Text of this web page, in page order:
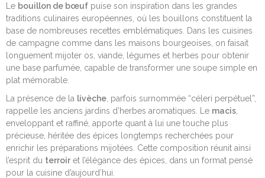
Le bouillon de bœuf puise son inspiration dans les grandes
traditions culinaires européennes, où les bouillons constituent la
base de nombreuses recettes emblématiques. Dans les cuisines
de campagne comme dans les maisons bourgeoises, on faisait
longuement mijoter os, viande, légumes et herbes pour obtenir
une base parfumée, capable de transformer une soupe simple en
plat mémorable.
La présence de la livèche , parfois surnommée “céleri perpétuel”,
rappelle les anciens jardins d’herbes aromatiques. Le macis
enveloppant et raffiné, apporte quant à lui une touche plus
précieuse, héritée des épices longtemps recherchées pour
enrichir les préparations mijotées. Cette composition réunit ainsi
l’esprit du terroir et l’élégance des épices, dans un format pensé
pour la cuisine d’aujourd’hui.